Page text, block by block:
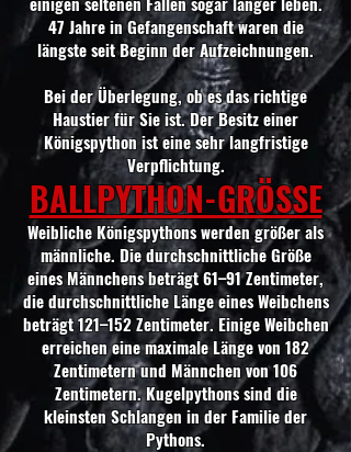
47 Jahre in Gefangenschaft waren die
längste seit Beginn der Aufzeichnungen.
Bei der Überlegung, ob es das richtige
Haustier für Sie ist. Der Besitz einer
Königspython ist eine sehr langfristige
Verpflichtung.
BALLPYTHON-GRÖSSE
Weibliche Königspythons werden größer als
männliche. Die durchschnittliche Größe
eines Männchens beträgt 61–91 Zentimeter,
die durchschnittliche Länge eines Weibchens
beträgt 121–152 Zentimeter. Einige Weibchen
erreichen eine maximale Länge von 182
Zentimetern und Männchen von 106
Zentimetern. Kugelpythons sind die
kleinsten Schlangen in der Familie der
Pythons.